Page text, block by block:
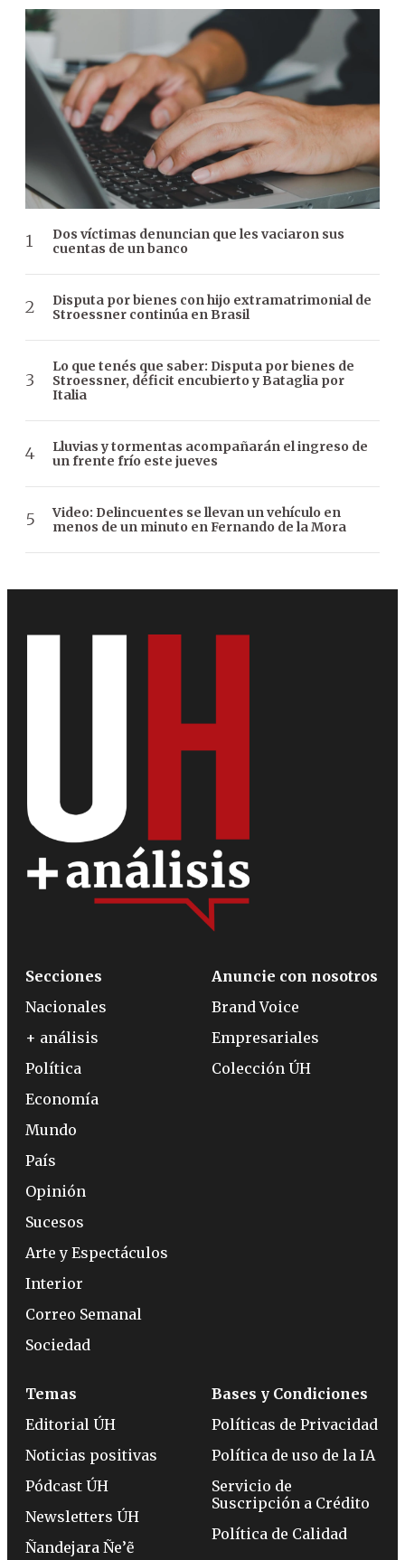
Dos víctimas denuncian que les vaciaron sus
cuentas de un banco
Disputa por bienes con hijo extramatrimonial de
Stroessner continúa en Brasil
Lo que tenés que saber: Disputa por bienes de
Stroessner, déficit encubierto y Bataglia por
Italia
Lluvias y tormentas acompañarán el ingreso de
un frente frío este jueves
Video: Delincuentes se llevan un vehículo en
menos de un minuto en Fernando de la Mora
Secciones
Nacionales
+ análisis
Política
Economía
Mundo
País
Opinión
Sucesos
Arte y Espectáculos
Interior
Correo Semanal
Sociedad
Anuncie con nosotros
Brand Voice
Empresariales
Colección ÚH
Temas
Editorial ÚH
Noticias positivas
Pódcast ÚH
Newsletters ÚH
Ñandejara Ñe’ẽ
Bases y Condiciones
Políticas de Privacidad
Política de uso de la IA
Servicio de
Suscripción a Crédito
Política de Calidad